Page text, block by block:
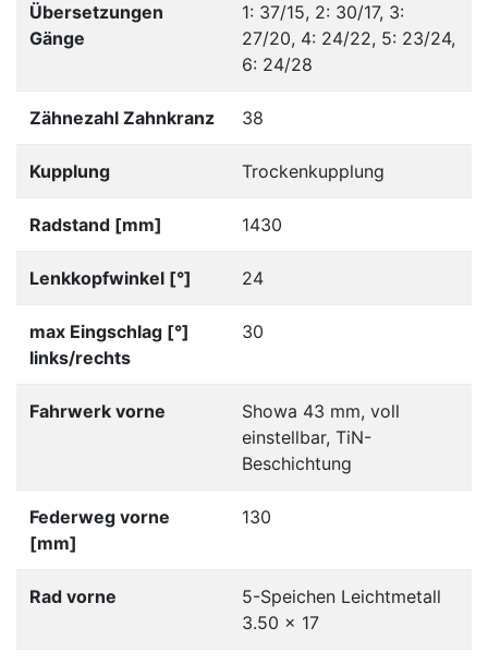
Übersetzungen
Gänge
1: 37/15, 2: 30/17, 3:
27/20, 4: 24/22, 5: 23/24,
6: 24/28
Zähnezahl Zahnkranz 38
Kupplung Trockenkupplung
Radstand [mm] 1430
Lenkkopfwinkel [°] 24
max Eingschlag [°]
links/rechts
30
Fahrwerk vorne
Showa 43 mm, voll
einstellbar, TiN-
Beschichtung
Federweg vorne
[mm]
130
Rad vorne
5-Speichen Leichtmetall
3.50 x 17